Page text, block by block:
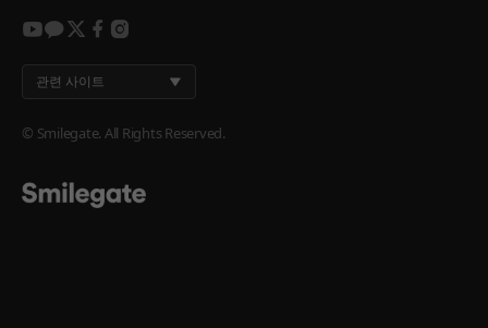
youtube
kakaotwitterfacebook
instagram
관련 사이트
© Smilegate. All Rights Reserved.